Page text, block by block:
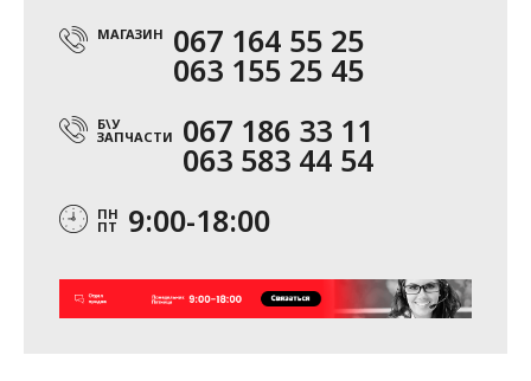
МАГАЗИН 067 164 55 25
063 155 25 45
Б\У
ЗАПЧАСТИ 067 186 33 11
063 583 44 54
ПН
ПТ 9:00-18:00